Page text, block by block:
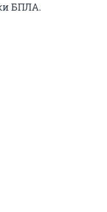
БПЛА.